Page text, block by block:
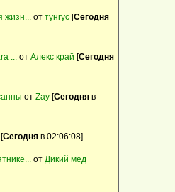
выращивания
PURINA
нубийские козы
мастиф 100% китаец
от тунгус [Сегодня
... от Алекс край [Сегодня
от Zay [Сегодня в
[Сегодня в 02:06:08]
от Дикий мед